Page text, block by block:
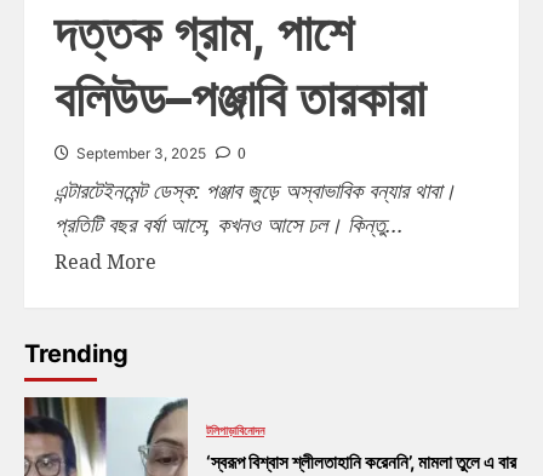
দত্তক গ্রাম, পাশে
বলিউড–পঞ্জাবি তারকারা
September 3, 2025 0
এন্টারটেইনমেন্ট ডেস্ক: পঞ্জাব জুড়ে অস্বাভাবিক বন্যার থাবা।
প্রতিটি বছর বর্ষা আসে, কখনও আসে ঢল। কিন্তু...
Read More
Trending
টলিপাড়াবিনোদন
‘স্বরূপ বিশ্বাস শ্লীলতাহানি করেননি’, মামলা তুলে এ বার